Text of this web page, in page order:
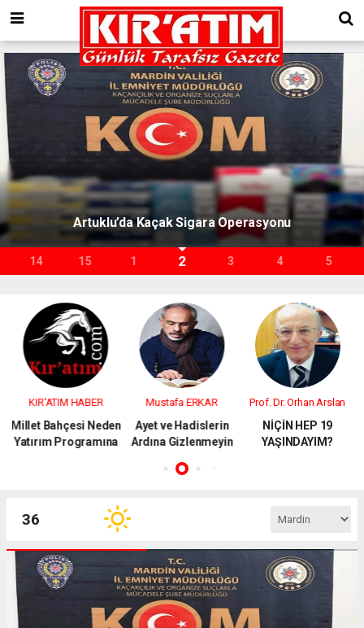
Artuklu’da Kaçak Sigara Operasyonu
14 15 1 2 3 4 5
KIR'ATIM HABER
Millet Bahçesi Neden
Yatırım Programına
Mustafa ERKAR
Ayet ve Hadislerin
Ardına Gizlenmeyin
Prof. Dr. Orhan Arslan
NİÇİN HEP 19
YAŞINDAYIM?
36